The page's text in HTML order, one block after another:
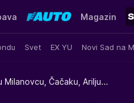
Svet EX YU Novi Sad na
Magazin
Čačaku, Arilju...